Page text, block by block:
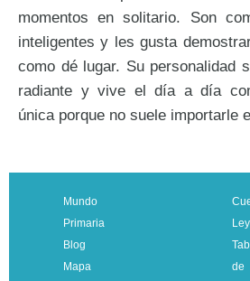
momentos en solitario. Son
inteligentes y les gusta
como dé lugar. Su personalidad
radiante y vive el día a día
única porque no suele importarle
Mundo
Primaria
Blog
Mapa
de